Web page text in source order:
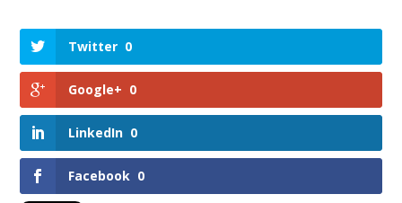
Twitter 0
Google+ 0
LinkedIn 0
Facebook 0